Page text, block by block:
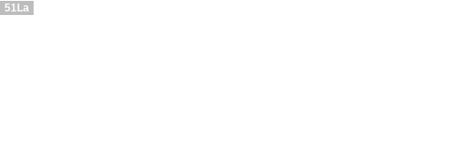
51La